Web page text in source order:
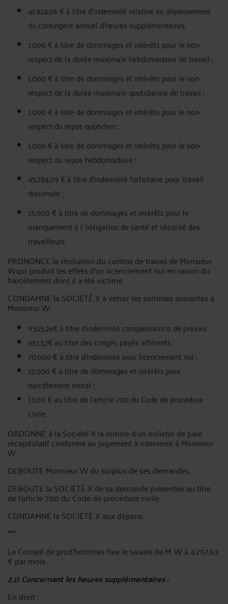
41.924,06 € à titre d'indemnité relative au dépassement
du contingent annuel d'heures supplémentaires,
1.000 € à titre de dommages et intérêts pour le non-
respect de la durée maximale hebdomadaire de travail ;
1.000 € à titre de dommages et intérêts pour le non-
respect de la durée maximale quotidienne de travail ;
1.000 € à titre de dommages et intérêts pour le non-
respect du repos quotidien ;
1.000 € à titre de dommages et intérêts pour le non-
respect du repos hebdomadaire ;
45.284,09 € à titre d'indemnité forfaitaire pour. travail
dissimulé ;
15.000 € à titre de dommages et intérêts pour le
manquement à I 'obligation de santé et sécurité des
travailleurs
PRONONCE la résiliation du contrat de travail de Monsieur
Wqui produit les effets d'un licenciement nul en raison du
harcèlement dont il a été victime.
CONDAMNE la SOCIÉTÉ X à verser les sommes suivantes à
Monsieur W:
9.515,26€ à titre d'indemnité compensatrice de préavis ;
951,52€ au titre des congés payés afférents ;
70.000 € à titre d'indemnité pour licenciement nul ;
15.000 € à titre de dommages et intérêts pour
harcèlement moral ;
1.500 € au titre de l'article 700 du Code de procédure
civile.
ORDONNE à la Société X la remise d’un bulletin de paie
récapitulatif conforme au jugement à intervenir à Monsieur
W.
DEBOUTE Monsieur W du surplus de ses demandes.
DEBOUTE la SOCIÉTÉ X de sa demande présentée au titre
de l'article 700 du Code de procédure civile.
CONDAMNE la SOCIÉTÉ X aux dépens.
***
Le Conseil de prud’hommes fixe le salaire de M. W à 4.757,63
€ par mois.
2.1) Concernant les heures supplémentaires :
En droit :